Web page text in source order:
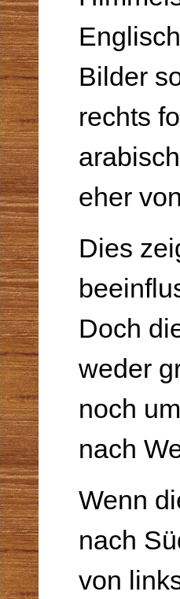
Bilder
rechts
eher
Dies
Doch
weder
noch
nach
Wenn
nach
von